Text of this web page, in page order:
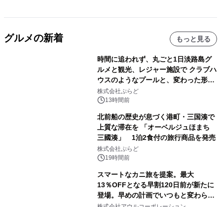
グルメの新着 もっと見る
時間に追われず、丸ごと1日淡路島グ
ルメと観光、レジャー施設で クラブハ
ウスのようなプールと、変わった形の
サウナも 「THE BOXY AWAJI」のお
得な素泊まり連泊プランで
株式会社ぷらど
13時間前
北前船の歴史が息づく港町・三国湊で
上質な滞在を 「オーベルジュほまち
三國湊」 1泊2食付の旅行商品を発売
株式会社ぷらど
19時間前
スマートなカニ旅を提案。最大
13％OFFとなる早割120日前が新たに
登場。早めの計画でいつもと変わらぬ
大人の冬旅を。ー夕日ヶ浦温泉「佳松